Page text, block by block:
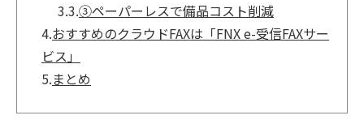
3.3.③ペーパーレスで備品コスト削減
4.おすすめのクラウドFAXは「FNX e-受信FAXサー
ビス」
5.まとめ